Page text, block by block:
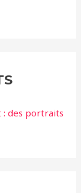
: des portraits